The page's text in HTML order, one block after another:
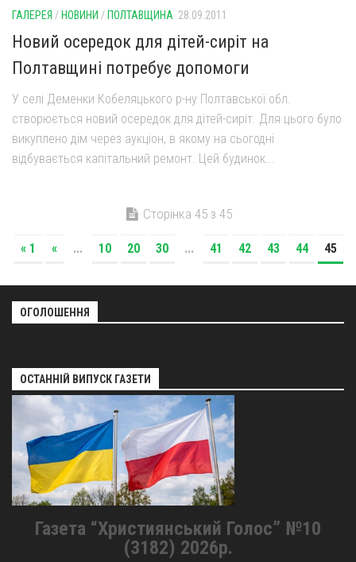
ГАЛЕРЕЯ / НОВИНИ / ПОЛТАВЩИНА 28.09.2011
Новий осередок для дітей-сиріт на
Полтавщині потребує допомоги
У селі Деменки Кобеляцького р-ну Полтавської обл.
створюється новий осередок для дітей-сиріт. Для цього було
викуплено дім через аукціон, в якому на сьогодні
відбувається капітальний ремонт. Цей будинок...
Сторінка 45 з 45
« 1 « ... 10 20 30 ... 41 42 43 44 45
ОГОЛОШЕННЯ
ОСТАННІЙ ВИПУСК ГАЗЕТИ
Газета “Християнський Голос” №10
(3182) 2026р.